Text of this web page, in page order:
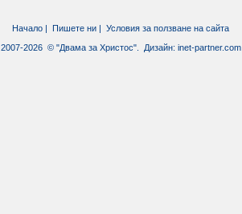
Начало | Пишете ни | Условия за ползване на сайта
2007-2026 © "Двама за Христос". Дизайн: inet-partner.com